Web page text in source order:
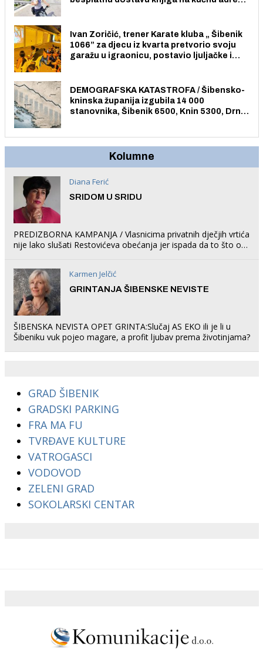
Ivan Zoričić, trener Karate kluba „ Šibenik
1066” za djecu iz kvarta pretvorio svoju
garažu u igraonicu, postavio ljuljačke i
DEMOGRAFSKA KATASTROFA / Šibensko-
kninska županija izgubila 14 000
stanovnika, Šibenik 6500, Knin 5300, Drniš
Kolumne
Diana Ferić
SRIDOM U SRIDU
PREDIZBORNA KAMPANJA / Vlasnicima privatnih dječjih vrtića
nije lako slušati Restovićeva obećanja jer ispada da to što oni
Karmen Jelčić
GRINTANJA ŠIBENSKE NEVISTE
ŠIBENSKA NEVISTA OPET GRINTA:Slučaj AS EKO ili je li u
Šibeniku vuk pojeo magare, a profit ljubav prema životinjama?
GRAD ŠIBENIK
GRADSKI PARKING
FRA MA FU
TVRĐAVE KULTURE
VATROGASCI
VODOVOD
ZELENI GRAD
SOKOLARSKI CENTAR